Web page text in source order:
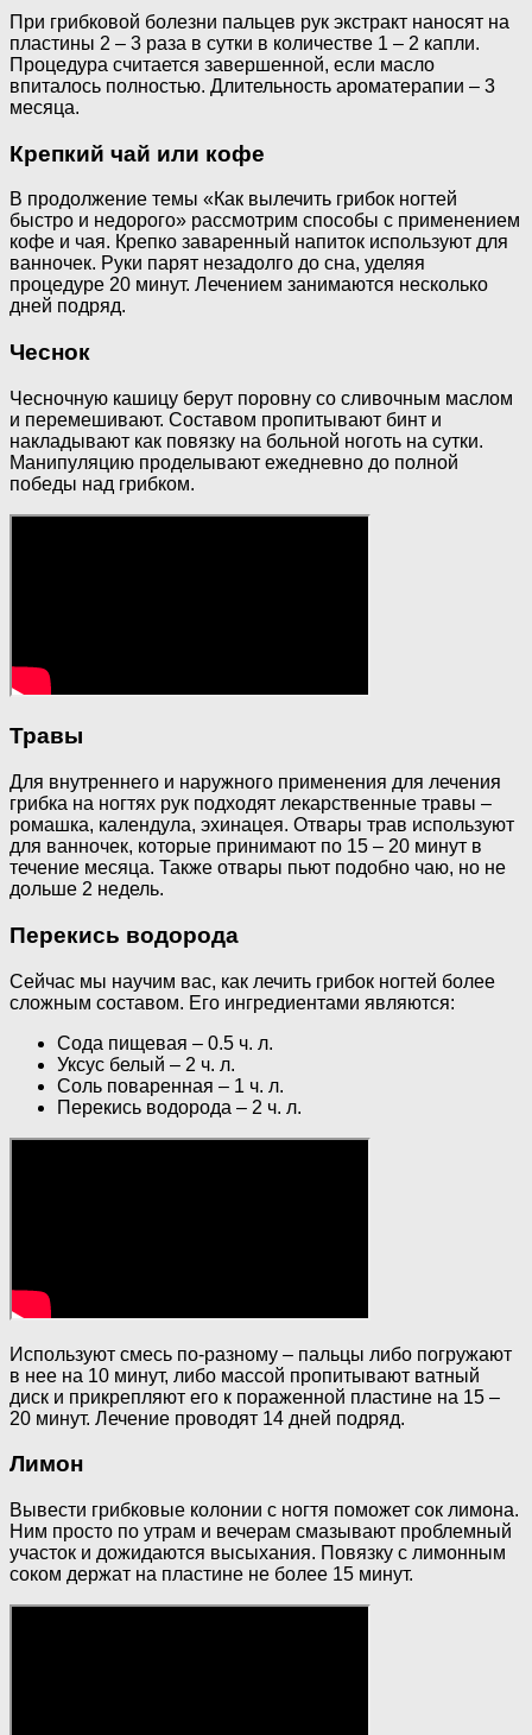
При грибковой болезни пальцев рук экстракт наносят на
пластины 2 – 3 раза в сутки в количестве 1 – 2 капли.
Процедура считается завершенной, если масло
впиталось полностью. Длительность ароматерапии – 3
месяца.
Крепкий чай или кофе
В продолжение темы «Как вылечить грибок ногтей
быстро и недорого» рассмотрим способы с применением
кофе и чая. Крепко заваренный напиток используют для
ванночек. Руки парят незадолго до сна, уделяя
процедуре 20 минут. Лечением занимаются несколько
дней подряд.
Чеснок
Чесночную кашицу берут поровну со сливочным маслом
и перемешивают. Составом пропитывают бинт и
накладывают как повязку на больной ноготь на сутки.
Манипуляцию проделывают ежедневно до полной
победы над грибком.
Травы
Для внутреннего и наружного применения для лечения
грибка на ногтях рук подходят лекарственные травы –
ромашка, календула, эхинацея. Отвары трав используют
для ванночек, которые принимают по 15 – 20 минут в
течение месяца. Также отвары пьют подобно чаю, но не
дольше 2 недель.
Перекись водорода
Сейчас мы научим вас, как лечить грибок ногтей более
сложным составом. Его ингредиентами являются:
Сода пищевая – 0.5 ч. л.
Уксус белый – 2 ч. л.
Соль поваренная – 1 ч. л.
Перекись водорода – 2 ч. л.
Используют смесь по-разному – пальцы либо погружают
в нее на 10 минут, либо массой пропитывают ватный
диск и прикрепляют его к пораженной пластине на 15 –
20 минут. Лечение проводят 14 дней подряд.
Лимон
Вывести грибковые колонии с ногтя поможет сок лимона.
Ним просто по утрам и вечерам смазывают проблемный
участок и дожидаются высыхания. Повязку с лимонным
соком держат на пластине не более 15 минут.